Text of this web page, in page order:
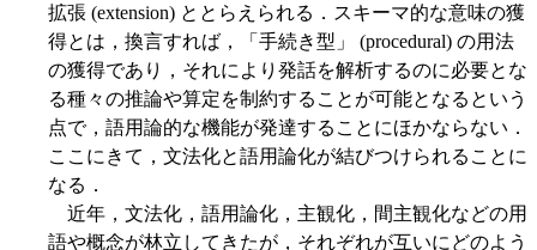
拡張 (extension) ととらえられる．スキーマ的な意味の獲
得とは，換言すれば，「手続き型」 (procedural) の用法
の獲得であり，それにより発話を解析するのに必要とな
る種々の推論や算定を制約することが可能となるという
点で，語用論的な機能が発達することにほかならない．
ここにきて，文法化と語用論化が結びつけられることに
なる．
近年，文法化，語用論化，主観化，間主観化などの用
語や概念が林立してきたが，それぞれが互いにどのよう